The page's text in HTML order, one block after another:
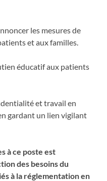
les mesures de
et aux familles.
éducatif aux patients
et travail en
gardant un lien vigilant
à ce poste est
des besoins du
à la réglementation en